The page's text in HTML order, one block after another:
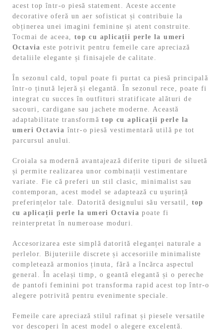
acest top într-o piesă statement. Aceste accente
decorative oferă un aer sofisticat și contribuie la
obținerea unei imagini feminine și atent construite.
Tocmai de aceea, top cu aplicații perle la umeri
Octavia este potrivit pentru femeile care apreciază
detaliile elegante și finisajele de calitate.
În sezonul cald, topul poate fi purtat ca piesă principală
într-o ținută lejeră și elegantă. În sezonul rece, poate fi
integrat cu succes în outfituri stratificate alături de
sacouri, cardigane sau jachete moderne. Această
adaptabilitate transformătop cu aplicații perle la
umeri Octavia într-o piesă vestimentară utilă pe tot
parcursul anului.
Croiala sa modernă avantajează diferite tipuri de siluetă
și permite realizarea unor combinații vestimentare
variate. Fie că preferi un stil clasic, minimalist sau
contemporan, acest model se adaptează cu ușurință
preferințelor tale. Datorită designului său versatil, top
cu aplicații perle la umeri Octavia poate fi
reinterpretat în numeroase moduri.
Accesorizarea este simplă datorită eleganței naturale a
perlelor. Bijuteriile discrete și accesoriile minimaliste
completează armonios ținuta, fără a încărca aspectul
general. În același timp, o geantă elegantă și o pereche
de pantofi feminini pot transforma rapid acest top într-o
alegere potrivită pentru evenimente speciale.
Femeile care apreciază stilul rafinat și piesele versatile
vor descoperi în acest model o alegere excelentă.